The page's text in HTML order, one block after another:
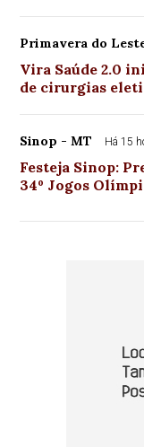
Primavera do
Vira Saúde 2.0
de cirurgias
Sinop - MT Há 15
Festeja Sinop:
34º Jogos